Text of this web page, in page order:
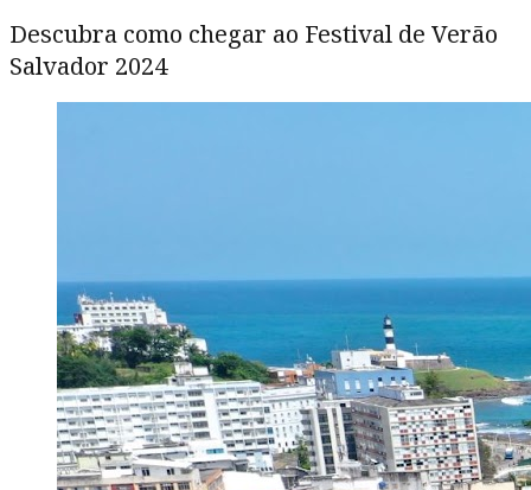
Descubra como chegar ao Festival de Verão
Salvador 2024